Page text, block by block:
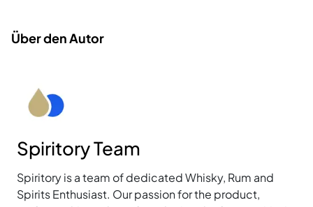
Über den Autor
Spiritory Team
Spiritory is a team of dedicated Whisky, Rum and
Spirits Enthusiast. Our passion for the product,